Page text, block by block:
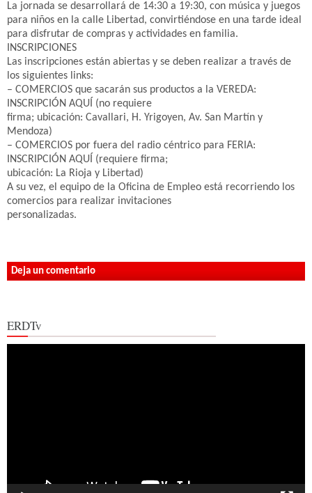
La jornada se desarrollará de 14:30 a 19:30, con música y juegos
para niños en la calle Libertad, convirtiéndose en una tarde ideal
para disfrutar de compras y actividades en familia.
INSCRIPCIONES
Las inscripciones están abiertas y se deben realizar a través de
los siguientes links:
– COMERCIOS que sacarán sus productos a la VEREDA:
INSCRIPCIÓN AQUÍ (no requiere
firma; ubicación: Cavallari, H. Yrigoyen, Av. San Martín y
Mendoza)
– COMERCIOS por fuera del radio céntrico para FERIA:
INSCRIPCIÓN AQUÍ (requiere firma;
ubicación: La Rioja y Libertad)
A su vez, el equipo de la Oficina de Empleo está recorriendo los
comercios para realizar invitaciones
personalizadas.
Deja un comentario
ERDTv